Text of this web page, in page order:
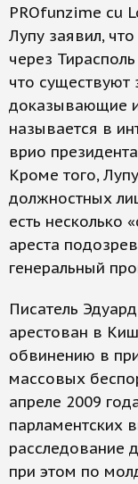
PROfunzime cu
Лупу заявил,
через
что существуют
доказывающие
называется в
врио
Кроме того,
должностных
есть несколько
ареста
генеральный
Писатель
арестован в
обвинению в
массовых
апреле 2009
парламентских
расследование
при этом по